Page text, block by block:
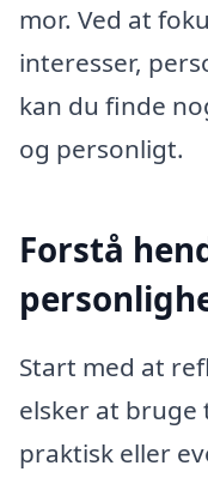
mor. Ved at
interesser,
kan du finde
og personligt.
Forstå
Start med at
elsker at bruge
praktisk eller